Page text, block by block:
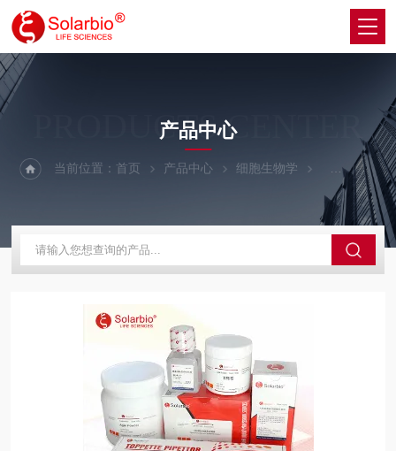
PRODUCTS CENTER
产品中心
当前位置：首页 产品中心 细胞生物学 细胞生长因子